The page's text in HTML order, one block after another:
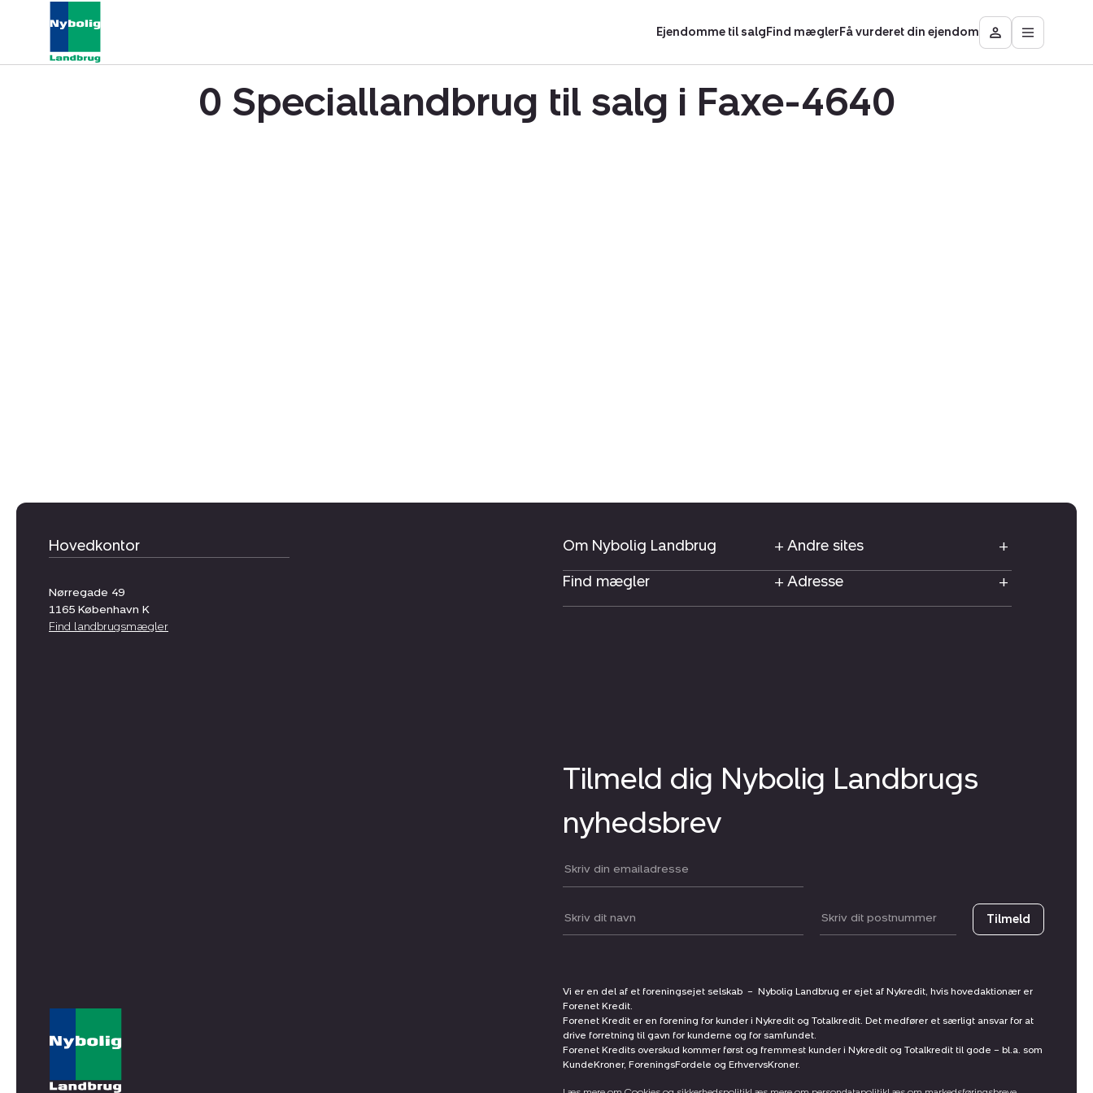
Ejendomme til salgFind mæglerFå vurderet din ejendom
Besøg
Mit
Åbn
0 Speciallandbrug til salg i Faxe-4640
Hovedkontor
Nørregade 49
1165 København K
Find landbrugsmægler
Om Nybolig Landbrug
Andre sites
Find mægler
Adresse
Tilmeld dig Nybolig Landbrugs
nyhedsbrev
Din email:
Dit navn: Postnummer Tilmeld
Vi er en del af et foreningsejet selskab – Nybolig Landbrug er ejet af Nykredit, hvis hovedaktionær er
Forenet Kredit.
Forenet Kredit er en forening for kunder i Nykredit og Totalkredit. Det medfører et særligt ansvar for at
drive forretning til gavn for kunderne og for samfundet.
Forenet Kredits overskud kommer først og fremmest kunder i Nykredit og Totalkredit til gode – bl.a. som
KundeKroner, ForeningsFordele og ErhvervsKroner.